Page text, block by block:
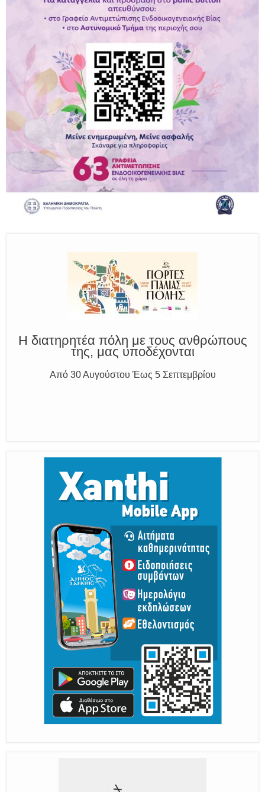
Η διατηρητέα πόλη με τους ανθρώπους
της, μας υποδέχονται
Παραμένουμε Προσεκτικοί
Καλούμε Άμεσα την Πυροσβεστική στο 199 ή στο 112